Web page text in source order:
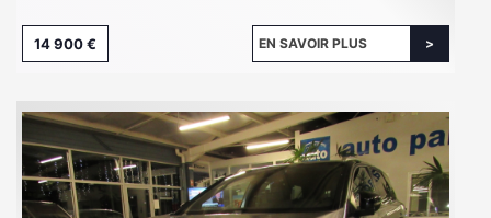
14 900 € EN SAVOIR PLUS